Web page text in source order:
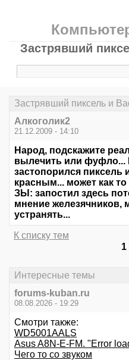
Застрявший
Застрявший пиксель и
Алкоголик2
21.12.2009 - 14:10
Народ, подскажите
вылечить или фуфло...
застопорился пиксель
красным... может как
ЗЫ: запостил здесь
мнение железячников,
устранять...
К списку тем
1
Интересные темы
forums-kuban.ru
08.08.2026 - 19:29
Смотри также:
WD5001AALS
Asus A8N-E-FM. "Error
Чего то со звуком